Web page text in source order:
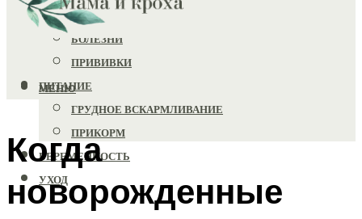
ЗДОРОВЬЕ
БОЛЕЗНИ
ПРИВИВКИ
ПИТАНИЕ
ГРУДНОЕ ВСКАРМЛИВАНИЕ
ПРИКОРМ
БЕРЕМЕННОСТЬ
УХОД
МЕНЮ
Когда
новорожденные